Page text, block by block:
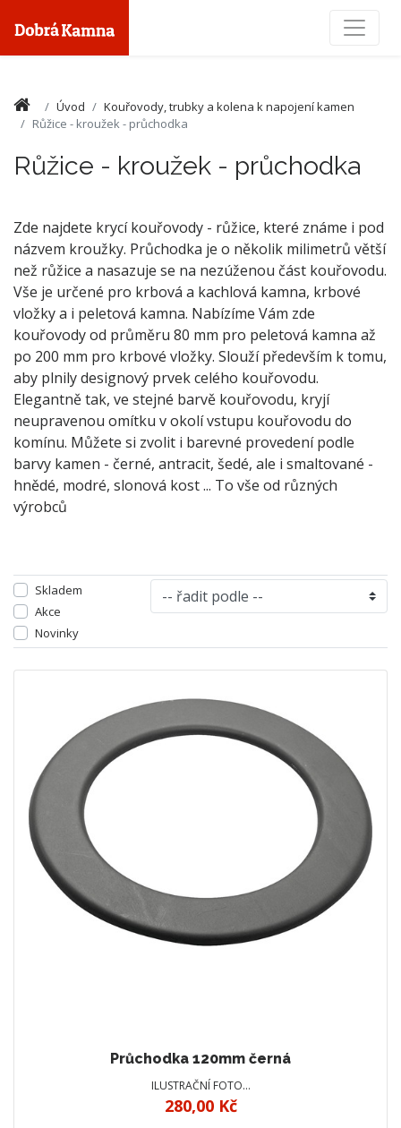
Úvod
Kouřovody, trubky a kolena k napojení kamen
Růžice - kroužek - průchodka
Růžice - kroužek - průchodka
Zde najdete krycí kouřovody - růžice, které známe i pod
názvem kroužky. Průchodka je o několik milimetrů větší
než růžice a nasazuje se na nezúženou část kouřovodu.
Vše je určené pro krbová a kachlová kamna, krbové
vložky a i peletová kamna. Nabízíme Vám zde
kouřovody od průměru 80 mm pro peletová kamna až
po 200 mm pro krbové vložky. Slouží především k tomu,
aby plnily designový prvek celého kouřovodu.
Elegantně tak, ve stejné barvě kouřovodu, kryjí
neupravenou omítku v okolí vstupu kouřovodu do
komínu. Můžete si zvolit i barevné provedení podle
barvy kamen - černé, antracit, šedé, ale i smaltované -
hnědé, modré, slonová kost ... To vše od různých
výrobců
Skladem
Akce
Novinky
Průchodka 120mm černá
ILUSTRAČNÍ FOTO…
280,00 Kč